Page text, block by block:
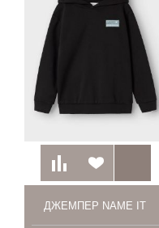
ДЖЕМПЕР NAME IT